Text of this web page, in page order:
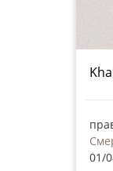
01/